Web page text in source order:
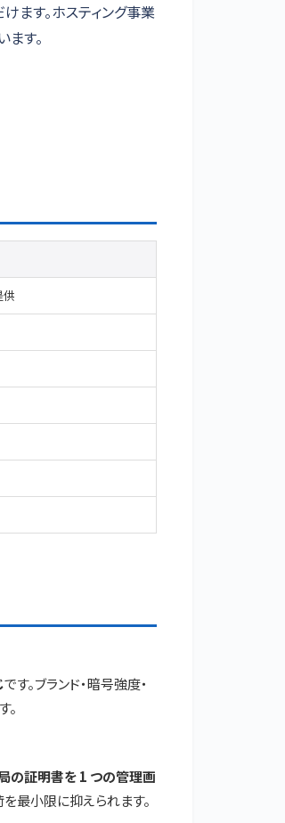
ます。ホスティング事業
す。
供
です。ブランド・暗号強度・
の証明書を 1 つの管理画
最小限に抑えられます。